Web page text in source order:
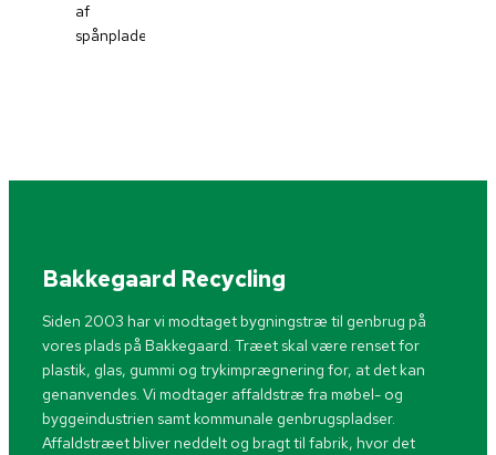
af
spånplader.
Bakkegaard Recycling
Siden 2003 har vi modtaget bygningstræ til genbrug på
vores plads på Bakkegaard. Træet skal være renset for
plastik, glas, gummi og trykimprægnering for, at det kan
genanvendes. Vi modtager affaldstræ fra møbel- og
byggeindustrien samt kommunale genbrugspladser.
Affaldstræet bliver neddelt og bragt til fabrik, hvor det